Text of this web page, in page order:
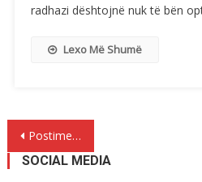
radhazi dështojnë nuk të bën
Lexo Më Shumë
Lëvizje
te
Postime më të vjetra
SOCIAL MEDIA